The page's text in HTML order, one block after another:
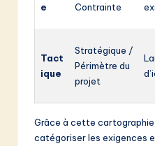
e
Contrainte
Tact
ique
Stratégique /
Périmètre du
projet
Grâce à cette
catégoriser les exigences